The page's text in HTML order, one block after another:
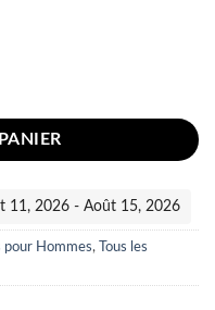
125ml
11, 2026 - Août 15, 2026
pour Hommes,
Tous les